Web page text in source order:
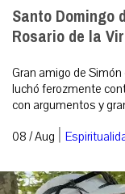
Santo Domingo
Rosario de la
Gran amigo de
luchó ferozmente
con argumentos y
08 / Aug |